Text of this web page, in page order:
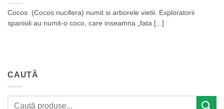
Cocos (Cocos nucifera) numit si arborele vietii. Exploratorii
spanioli au numit-o coco, care inseamna „fata [...]
CAUTĂ